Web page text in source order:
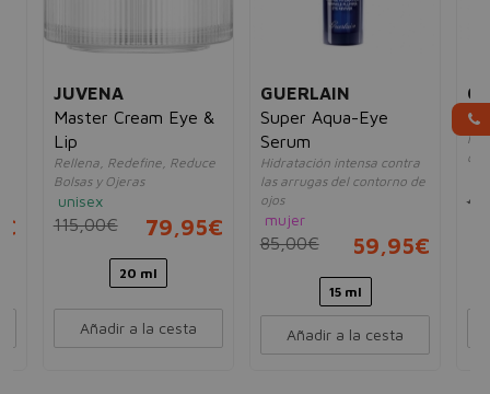
JUVENA
Master Cream Eye &
Lip
Rellena, Redefine, Reduce
Bolsas y Ojeras
unisex
115,00€ 79,95€
20 ml
GUERLAIN
Super Aqua-Eye
Serum
Hidratación intensa contra
las arrugas del contorno de
ojos
mujer
85,00€ 59,95€
15 ml
Añadir a la cesta